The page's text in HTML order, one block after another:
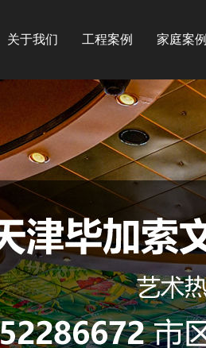
关于我们 工程案例 家庭案例